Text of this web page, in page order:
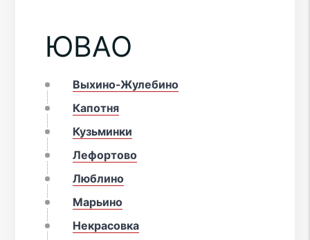
ЮВАО
Выхино-Жулебино
Капотня
Кузьминки
Лефортово
Люблино
Марьино
Некрасовка